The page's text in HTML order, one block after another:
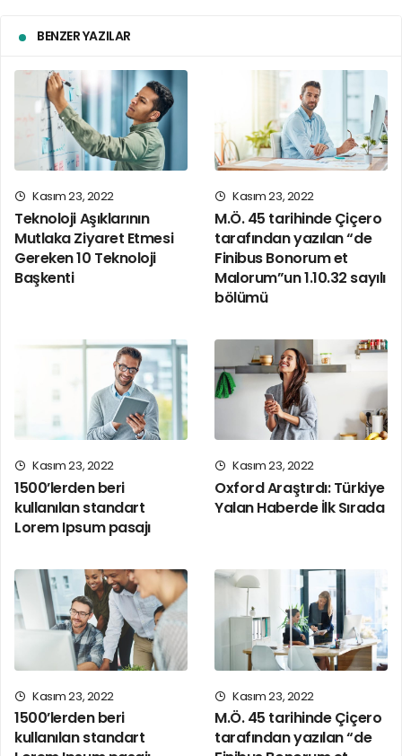
average people from their
already have all the
answers.Socrates
SOCRATES
Neden Kullanırız?
Yinelenen bir sayfa içeriğinin okuyucunun dikkatini
dağıttığı bilinen bir gerçektir. Lorem Ipsum kullanmanın
gelecek’ yazmaya kıyasla daha dengeli bir harf dağılımı
sağlayarak okunurluğu artırmasıdır. Şu anda birçok
masaüstü yayıncılık paketi ve web sayfa düzenleyicisi,
varsayılan mıgır metinler olarak Lorem Ipsum
kullanmaktadır. Ayrıca arama motorlarında ‘lorem ipsum’
anahtar sözcükleri ile arama yapıldığında henüz tasarım
aşamasında olan çok sayıda site listelenir. Yıllar içinde,
bazen kazara, bazen bilinçli olarak (örneğin mizah
katılarak), çeşitli sürümleri geliştirilmiştir.
BENZER YAZILAR
Kasım 23, 2022
Teknoloji Aşıklarının
Mutlaka Ziyaret Etmesi
Gereken 10 Teknoloji
Başkenti
Kasım 23, 2022
M.Ö. 45 tarihinde Çiçero
tarafından yazılan “de
Finibus Bonorum et
Malorum”un 1.10.32 sayılı
bölümü
Kasım 23, 2022
1500’lerden beri
kullanılan standart
Lorem Ipsum pasajı
Kasım 23, 2022
Oxford Araştırdı: Türkiye
Yalan Haberde İlk Sırada
Kasım 23, 2022
1500’lerden beri
kullanılan standart
Kasım 23, 2022
M.Ö. 45 tarihinde Çiçero
tarafından yazılan “de